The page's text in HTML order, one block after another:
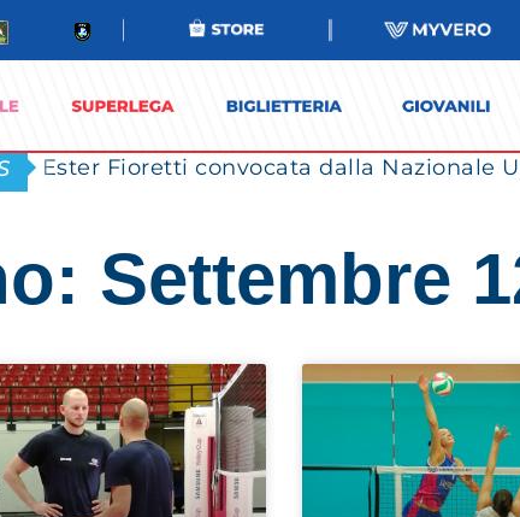
Ester Fioretti convocata dalla Nazionale
Settembre